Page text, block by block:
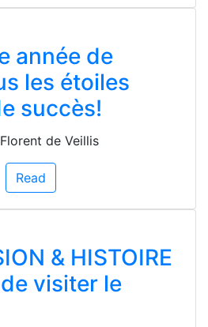
année de
les étoiles
succès!
de Veillis
Read
& HISTOIRE
visiter le